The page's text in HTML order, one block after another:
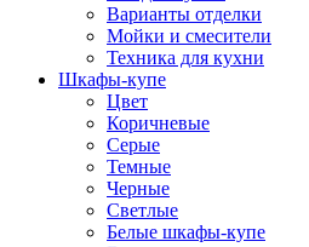
Варианты отделки
Мойки и смесители
Техника для кухни
Шкафы-купе
Цвет
Коричневые
Серые
Темные
Черные
Светлые
Белые шкафы-купе